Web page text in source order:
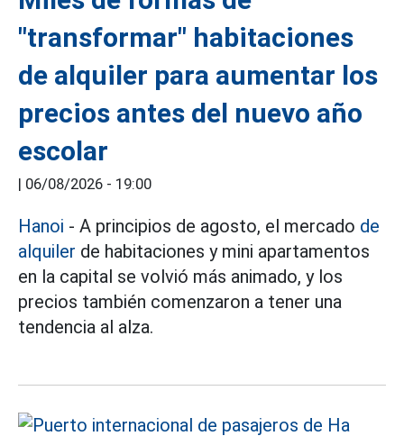
"transformar" habitaciones
de alquiler para aumentar los
precios antes del nuevo año
escolar
| 06/08/2026 - 19:00
Hanoi - A principios de agosto, el mercado de
alquiler de habitaciones y mini apartamentos
en la capital se volvió más animado, y los
precios también comenzaron a tener una
tendencia al alza.